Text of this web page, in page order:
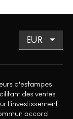
d'estampes
des ventes
l'investissement.
accord